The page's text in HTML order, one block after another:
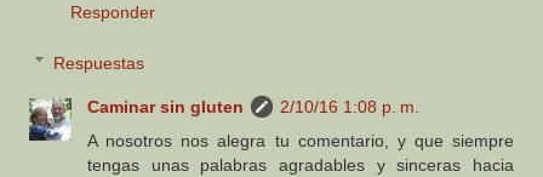
Responder
Respuestas
Caminar sin gluten
2/10/16 1:08 p. m.
A nosotros nos alegra tu comentario, y que siempre
tengas unas palabras agradables y sinceras hacia